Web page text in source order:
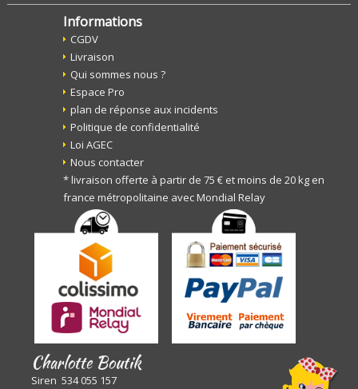
Informations
CGDV
Livraison
Qui sommes nous ?
Espace Pro
plan de réponse aux incidents
Politique de confidentialité
Loi AGEC
Nous contacter
* livraison offerte à partir de 75 € et moins de 20 kg en
france métropolitaine avec Mondial Relay
Charlotte Boutik
Siren 534 055 157